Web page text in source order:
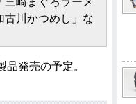
古川かつめし」な
発売の予定。